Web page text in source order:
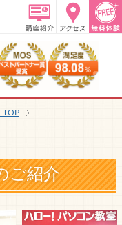
TOP
ご紹介